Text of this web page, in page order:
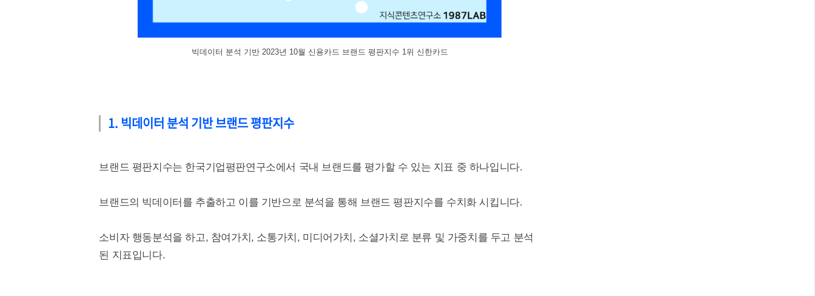
빅데이터 분석 기반 2023년 10월 신용카드 브랜드 평판지수 1위 신한카드
1. 빅데이터 분석 기반 브랜드 평판지수
브랜드 평판지수는 한국기업평판연구소에서 국내 브랜드를 평가할 수 있는 지표 중 하나입니다.
브랜드의 빅데이터를 추출하고 이를 기반으로 분석을 통해 브랜드 평판지수를 수치화 시킵니다.
소비자 행동분석을 하고, 참여가치, 소통가치, 미디어가치, 소셜가치로 분류 및 가중치를 두고 분석
된 지표입니다.